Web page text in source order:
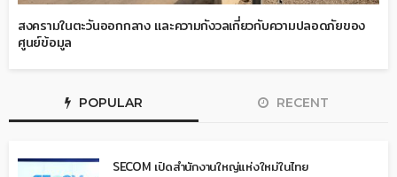
สงครามในตะวันออกกลาง และความกังวลเกี่ยวกับความปลอดภัยของ
ศูนย์ข้อมูล
POPULAR RECENT
SECOM เปิดสำนักงานใหญ่แห่งใหม่ในไทย